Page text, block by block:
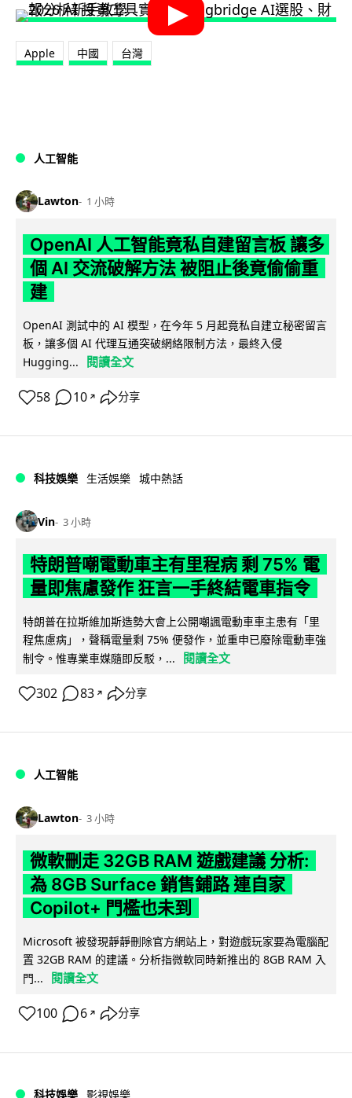
Apple 中國 台灣
人工智能
Lawton 1 小時
OpenAI 人工智能竟私自建留言板 讓多
個 AI 交流破解方法 被阻止後竟偷偷重
建
OpenAI 測試中的 AI 模型，在今年 5 月起竟私自建立秘密留言
板，讓多個 AI 代理互通突破網絡限制方法，最終入侵
Hugging...
閱讀全文
58 10 ↗ 分享
科技娛樂 生活娛樂 城中熱話
Vin 3 小時
特朗普嘲電動車主有里程病 剩 75% 電
量即焦慮發作 狂言一手終結電車指令
特朗普在拉斯維加斯造勢大會上公開嘲諷電動車車主患有「里
程焦慮病」，聲稱電量剩 75% 便發作，並重申已廢除電動車強
制令。惟專業車媒隨即反駁，...
閱讀全文
302 83 ↗ 分享
人工智能
Lawton 3 小時
微軟刪走 32GB RAM 遊戲建議 分析:
為 8GB Surface 銷售鋪路 連自家
Copilot+ 門檻也未到
Microsoft 被發現靜靜刪除官方網站上，對遊戲玩家要為電腦配
置 32GB RAM 的建議。分析指微軟同時新推出的 8GB RAM 入
門...
閱讀全文
100 6 ↗ 分享
科技娛樂 影視娛樂